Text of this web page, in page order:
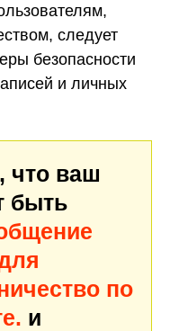
следует
безопасности
и личных
что ваш
быть
по
и